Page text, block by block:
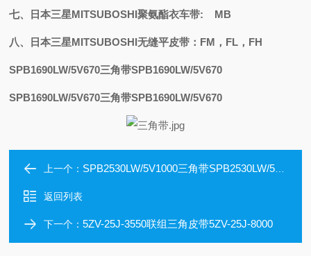
七、日本三星MITSUBOSHI聚氨酯衣车带: MB
八、日本三星MITSUBOSHI无缝平皮带：FM，FL，FH
SPB1690LW/5V670三角带SPB1690LW/5V670
SPB1690LW/5V670三角带SPB1690LW/5V670
上一个： SPB2530LW/5V1000三角带SPB2530LW/5V1000
返回列表
下一个：5ZV-25J-3550联组三角皮带5ZV-25J-8000